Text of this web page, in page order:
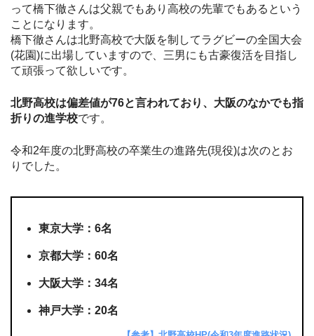
って橋下徹さんは父親でもあり高校の先輩でもあるという
ことになります。
橋下徹さんは北野高校で大阪を制してラグビーの全国大会
(花園)に出場していますので、三男にも古豪復活を目指し
て頑張って欲しいです。
北野高校は偏差値が76と言われており、大阪のなかでも指
折りの進学校です。
令和2年度の北野高校の卒業生の進路先(現役)は次のとお
りでした。
東京大学：6名
京都大学：60名
大阪大学：34名
神戸大学：20名